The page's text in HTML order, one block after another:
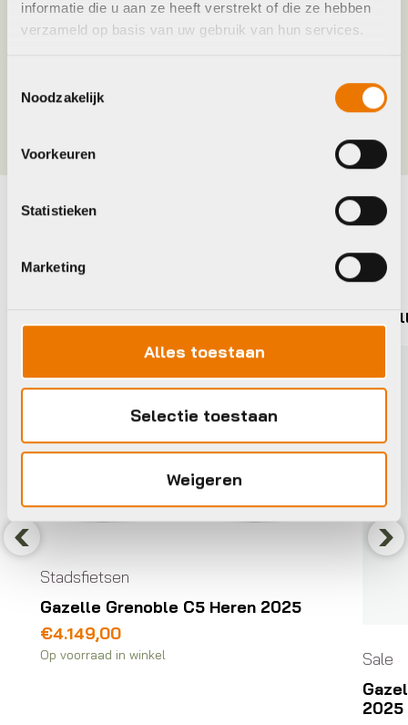
informatie die u aan ze heeft verstrekt of die ze hebben
verzameld op basis van uw gebruik van hun services.
Noodzakelijk
Voorkeuren
Statistieken
Marketing
Alles toestaan
Selectie toestaan
Weigeren
Bekijk alle accessoires
Previous
Stadsfietsen
Gazelle Grenoble C5 Heren 2025
€4.149,00
Op voorraad in winkel Sale
2025